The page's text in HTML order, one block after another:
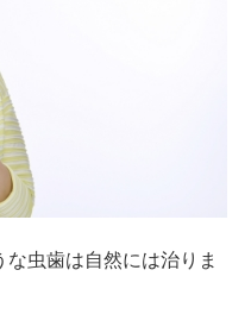
虫歯は自然には治りま